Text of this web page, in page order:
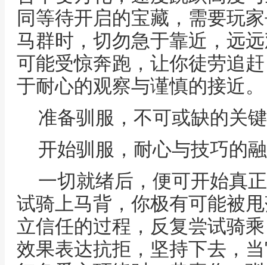
同等待开启的宝藏，需要玩
马群时，切勿急于靠近，远
可能受惊奔跑，让你徒劳追
于耐心的观察与谨慎的接近。
准备驯服，不可或缺的关
开始驯服，耐心与技巧的
一切就绪后，便可开始真
试骑上马背，你极有可能被
立信任的过程，反复尝试骑
效果表达抗拒，坚持下去，